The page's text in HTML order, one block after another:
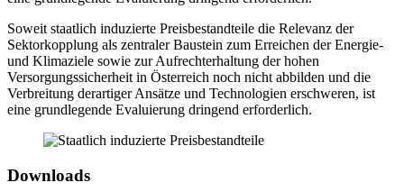
Soweit staatlich induzierte Preisbestandteile die Relevanz der
Sektorkopplung als zentraler Baustein zum Erreichen der Energie-
und Klimaziele sowie zur Aufrechterhaltung der hohen
Versorgungssicherheit in Österreich noch nicht abbilden und die
Verbreitung derartiger Ansätze und Technologien erschweren, ist
eine grundlegende Evaluierung dringend erforderlich.
Downloads